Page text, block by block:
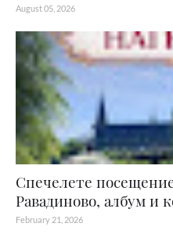
August 05, 2026
Спечелете
Равадиново, албум и
February 21, 2026